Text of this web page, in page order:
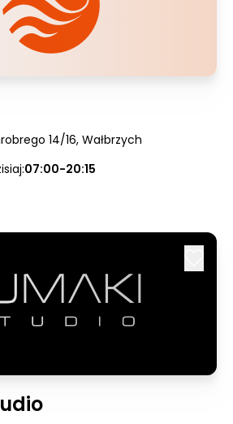
14/16, Wałbrzych
07:00-20:15